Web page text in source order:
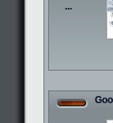
...